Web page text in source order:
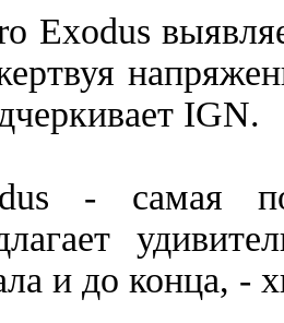
Exodus
IGN.
- самая
и до конца, -